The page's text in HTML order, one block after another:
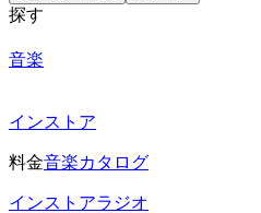
探す
音楽
インストア
料金音楽カタログ
インストアラジオ